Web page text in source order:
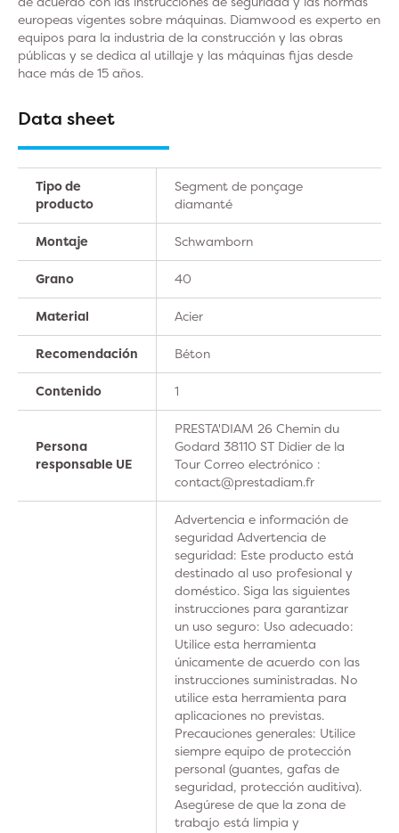
europeas vigentes sobre máquinas. Diamwood es experto en
equipos para la industria de la construcción y las obras
públicas y se dedica al utillaje y las máquinas fijas desde
hace más de 15 años.
Data sheet
Tipo de
producto
Segment de ponçage
diamanté
Montaje Schwamborn
Grano 40
Material Acier
Recomendación Béton
Contenido 1
Persona
responsable UE
PRESTA'DIAM 26 Chemin du
Godard 38110 ST Didier de la
Tour Correo electrónico :
contact@prestadiam.fr
Advertencia e información de
seguridad Advertencia de
seguridad: Este producto está
destinado al uso profesional y
doméstico. Siga las siguientes
instrucciones para garantizar
un uso seguro: Uso adecuado:
Utilice esta herramienta
únicamente de acuerdo con las
instrucciones suministradas. No
utilice esta herramienta para
aplicaciones no previstas.
Precauciones generales: Utilice
siempre equipo de protección
personal (guantes, gafas de
seguridad, protección auditiva).
Asegúrese de que la zona de
trabajo está limpia y